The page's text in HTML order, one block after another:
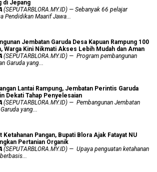
di Jepang
— Sebanyak 66 pelajar
Pendidikan Maarif Jawa...
Jembatan Garuda Desa Kapuan Rampung 100
Warga Kini Nikmati Akses Lebih Mudah dan Aman
— Program pembangunan
Garuda yang...
Lantai Rampung, Jembatan Perintis Garuda
Dekati Tahap Penyelesaian
— Pembangunan Jembatan
yang...
Ketahanan Pangan, Bupati Blora Ajak Fatayat NU
Pertanian Organik
— Upaya penguatan ketahanan